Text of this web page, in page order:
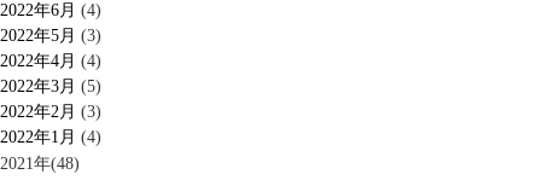
2022年6月 (4)
2022年5月 (3)
2022年4月 (4)
2022年3月 (5)
2022年2月 (3)
2022年1月 (4)
2021年(48)